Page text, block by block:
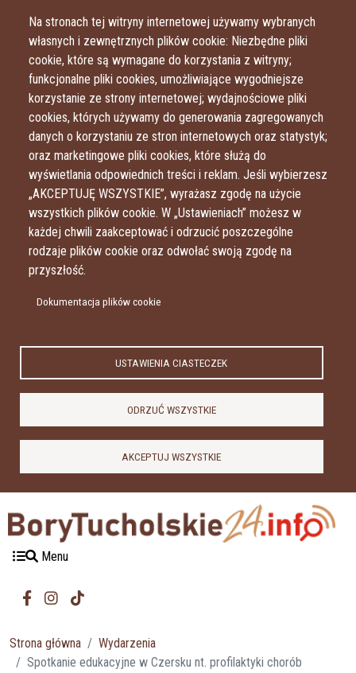
Na stronach tej witryny internetowej używamy wybranych
własnych i zewnętrznych plików cookie: Niezbędne pliki
cookie, które są wymagane do korzystania z witryny;
funkcjonalne pliki cookies, umożliwiające wygodniejsze
korzystanie ze strony internetowej; wydajnościowe pliki
cookies, których używamy do generowania zagregowanych
danych o korzystaniu ze stron internetowych oraz statystyk;
oraz marketingowe pliki cookies, które służą do
wyświetlania odpowiednich treści i reklam. Jeśli wybierzesz
„AKCEPTUJĘ WSZYSTKIE”, wyrażasz zgodę na użycie
wszystkich plików cookie. W „Ustawieniach” możesz w
każdej chwili zaakceptować i odrzucić poszczególne
rodzaje plików cookie oraz odwołać swoją zgodę na
przyszłość.
Dokumentacja plików cookie
USTAWIENIA CIASTECZEK
ODRZUĆ WSZYSTKIE
AKCEPTUJ WSZYSTKIE
Menu
Strona główna
Wydarzenia
Spotkanie edukacyjne w Czersku nt. profilaktyki chorób